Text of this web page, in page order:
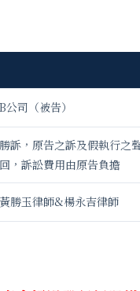
B公司（被告）
勝訴，原告之訴及假執行之
回，訴訟費用由原告負擔
黃勝玉律師&楊永吉律師